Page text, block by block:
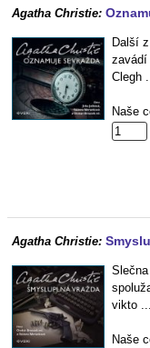
Agatha Christie:
Další
zavádí
Clegh
Naše
Agatha Christie:
vikto ...
Naše